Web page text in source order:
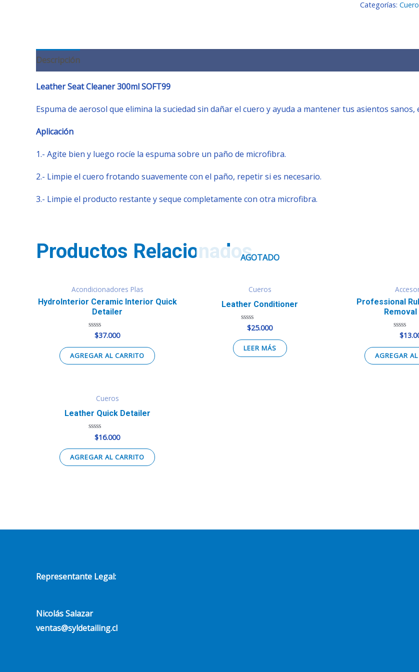
Categorías:
Descripción
Leather Seat Cleaner 300ml SOFT99
Espuma de aerosol que elimina la suciedad sin dañar el cuero y ayuda a mantener tus asientos
Aplicación
1.- Agite bien y luego rocíe la espuma sobre un paño de microfibra.
2.- Limpie el cuero frotando suavemente con el paño, repetir si es necesario.
3.- Limpie el producto restante y seque completamente con otra microfibra.
Productos Relacionados
Acondicionadores Plas
HydroInterior Ceramic Interior Quick
Detailer
Valorado
0
de
5
$37.000
AGREGAR AL CARRITO
AGOTADO
Cueros
Leather Conditioner
Valorado
0
de
5
$25.000
LEER MÁS
Professional
Removal
Valorado
0
de
5
$
AGREGAR
Cueros
Leather Quick Detailer
Valorado
0
de
5
$16.000
AGREGAR AL CARRITO
Representante Legal:
Nicolás Salazar
ventas@syldetailing.cl